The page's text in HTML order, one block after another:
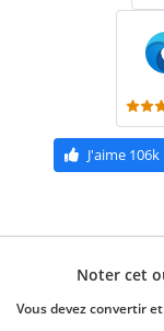
J'aime106k
Noter cet
Vous devez convertir